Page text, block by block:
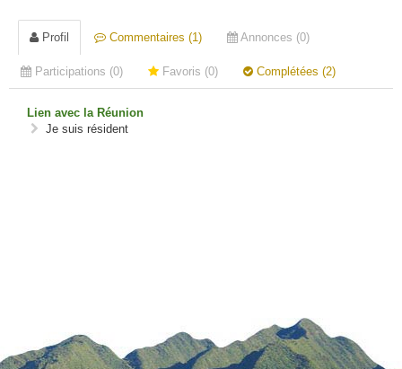
Profil Commentaires (1) Annonces (0)
Participations (0) Favoris (0) Complétées (2)
Lien avec la Réunion
Je suis résident